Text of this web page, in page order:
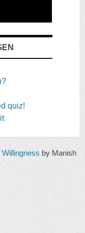
quiz!
Willingness by Manish